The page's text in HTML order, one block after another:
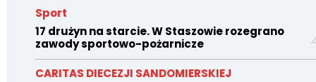
Sport
17 drużyn na starcie. W Staszowie rozegrano
zawody sportowo-pożarnicze
CARITAS DIECEZJI SANDOMIERSKIEJ